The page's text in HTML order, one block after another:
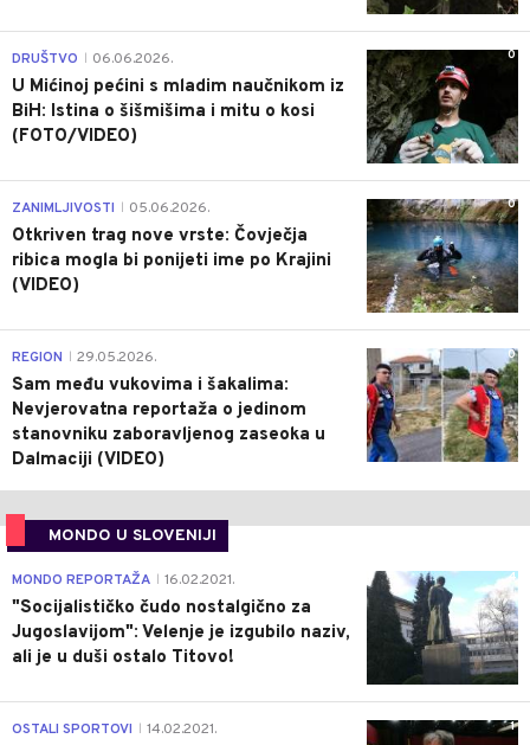
0
DRUŠTVO 06.06.2026.
U Mićinoj pećini s mladim naučnikom iz
BiH: Istina o šišmišima i mitu o kosi
(FOTO/VIDEO)
0
ZANIMLJIVOSTI 05.06.2026.
Otkriven trag nove vrste: Čovječja
ribica mogla bi ponijeti ime po Krajini
(VIDEO)
0
REGION 29.05.2026.
Sam među vukovima i šakalima:
Nevjerovatna reportaža o jedinom
stanovniku zaboravljenog zaseoka u
Dalmaciji (VIDEO)
MONDO U SLOVENIJI
4
MONDO REPORTAŽA 16.02.2021.
"Socijalističko čudo nostalgično za
Jugoslavijom": Velenje je izgubilo naziv,
ali je u duši ostalo Titovo!
1
OSTALI SPORTOVI 14.02.2021.